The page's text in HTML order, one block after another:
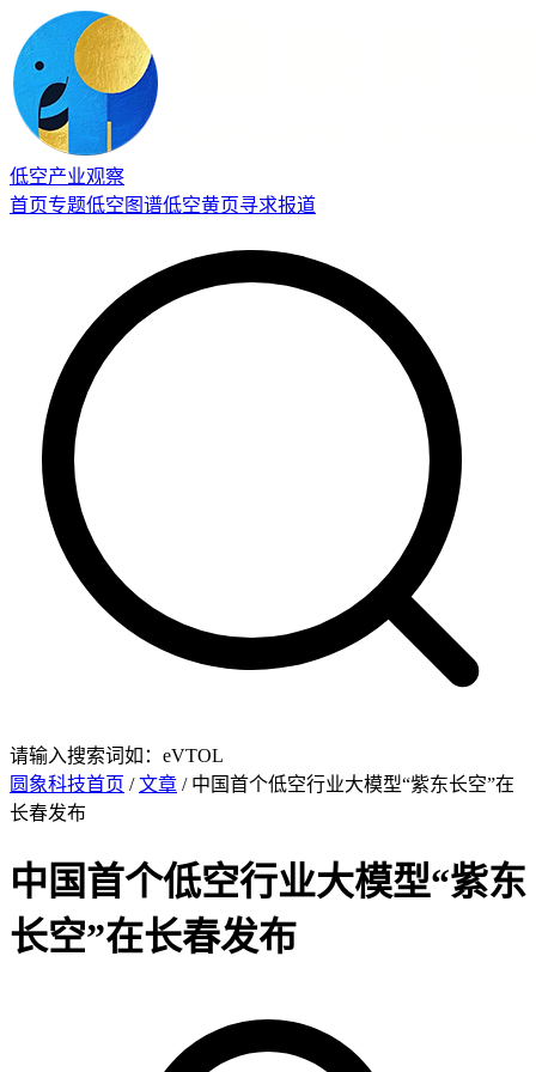
低空产业观察
首页专题低空图谱低空黄页寻求报道
请输入搜索词如：eVTOL
圆象科技首页 /文章 / 中国首个低空行业大模型“紫东长空”在
长春发布
中国首个低空行业大模型“紫东
长空”在长春发布